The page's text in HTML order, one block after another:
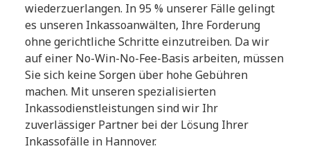
wiederzuerlangen. In 95 % unserer Fälle gelingt
es unseren Inkassoanwälten, Ihre Forderung
ohne gerichtliche Schritte einzutreiben. Da wir
auf einer No-Win-No-Fee-Basis arbeiten, müssen
Sie sich keine Sorgen über hohe Gebühren
machen. Mit unseren spezialisierten
Inkassodienstleistungen sind wir Ihr
zuverlässiger Partner bei der Lösung Ihrer
Inkassofälle in Hannover.